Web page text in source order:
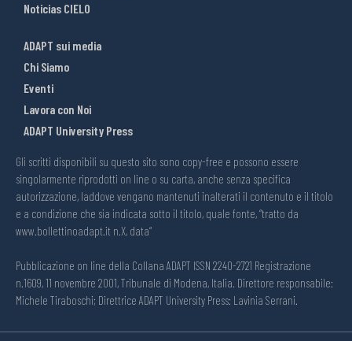
Noticias CIELO
ADAPT sui media
Chi Siamo
Eventi
Lavora con Noi
ADAPT University Press
Gli scritti disponibili su questo sito sono copy-free e possono essere
singolarmente riprodotti on line o su carta, anche senza specifica
autorizzazione, laddove vengano mantenuti inalterati il contenuto e il titolo
e a condizione che sia indicata sotto il titolo, quale fonte, “tratto da
www.bollettinoadapt.it n.X, data“
Pubblicazione on line della Collana ADAPT ISSN 2240-2721 Registrazione
n.1609, 11 novembre 2001, Tribunale di Modena, Italia. Direttore responsabile:
Michele Tiraboschi; Direttrice ADAPT University Press: Lavinia Serrani.